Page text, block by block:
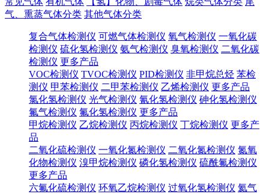
气、熏蒸气体分类 其他气体分类
复合气体检测仪 可燃气体检测仪 氧气检测仪 一氧化碳
检测仪 硫化氢检测仪 氨气检测仪 臭氧检测仪 二氧化碳
检测仪 更多产品
VOC检测仪 TVOC检测仪 PID检测仪 非甲烷总烃 苯检
测仪 甲苯检测仪 二甲苯检测仪 乙烯检测仪 更多产品
氯化氢检测仪 光气检测仪 氰化氢检测仪 砷化氢检测仪
氟气检测仪 氟化氢检测仪 更多产品
甲烷检测仪 乙烷检测仪 丙烷检测仪 丁烷检测仪 更多产
品
二氧化硫检测仪 一氧化氮检测仪 二氧化氮检测仪 氮氧
化物检测仪 溴甲烷检测仪 磷化氢检测仪 硫酰氟检测仪
更多产品
六氟化硫检测仪 环氧乙烷检测仪 过氧化氢检测仪 氦气